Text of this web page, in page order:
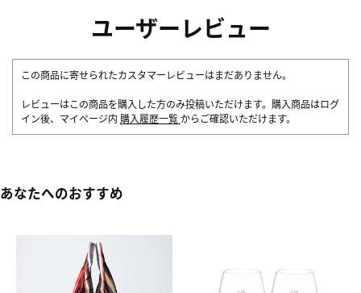
ユーザーレビュー
この商品に寄せられたカスタマーレビューはまだありません。
レビューはこの商品を購入した方のみ投稿いただけます。購入商品はログ
イン後、マイページ内 購入履歴一覧 からご確認いただけます。
あなたへのおすすめ